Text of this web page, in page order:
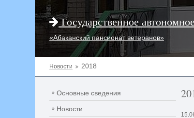
Государственное
«Абаканский пансионат ветеранов»
Новости 2018
Основные сведения
Новости